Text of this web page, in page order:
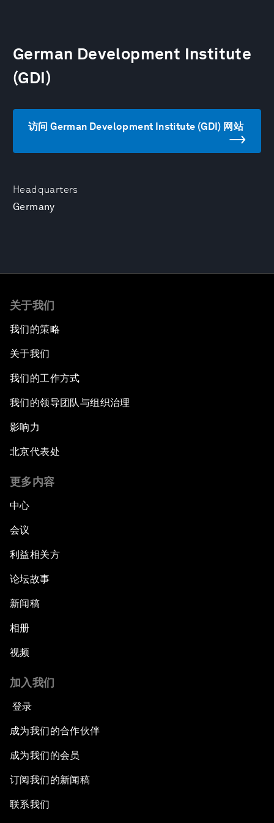
Headquarters
Germany
German Development Institute
(GDI)
访问 German Development Institute (GDI) 网站
关于我们
我们的策略
关于我们
我们的工作方式
我们的领导团队与组织治理
影响力
北京代表处
更多内容
中心
会议
利益相关方
论坛故事
新闻稿
相册
视频
加入我们
登录
成为我们的合作伙伴
成为我们的会员
订阅我们的新闻稿
联系我们